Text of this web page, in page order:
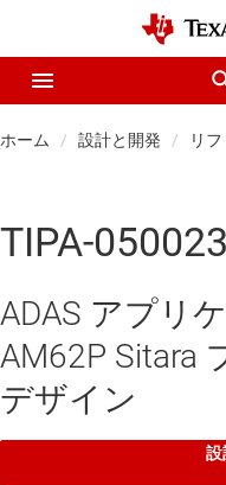
ホーム 設計と開発 リ
TIPA-050023
ADAS アプリ
AM62P Sitara
デザイン
設